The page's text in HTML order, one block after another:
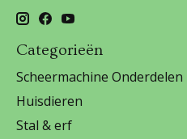
Categorieën
Scheermachine Onderdelen
Huisdieren
Stal & erf